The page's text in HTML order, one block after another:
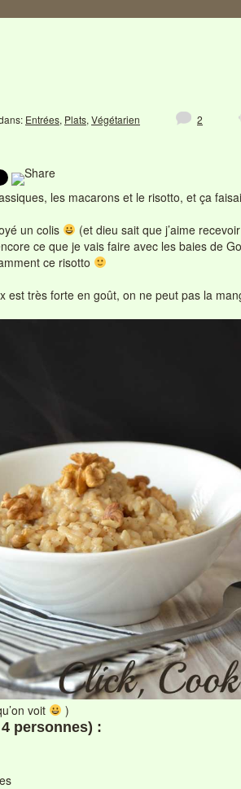
Entrées, Plats, Végétarien 2
les macarons et le risotto, et ça
un colis
(et dieu sait que j’aime
ce que je vais faire avec les baies de
ce risotto
est très forte en goût, on ne peut pas la
voit
)
personnes) :